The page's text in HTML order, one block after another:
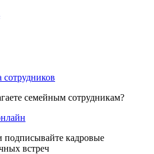
семейным сотрудникам?
подписывайте кадровые
встреч